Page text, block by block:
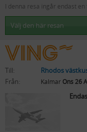
I denna resa ingår endast en
Välj den här resan
Till: Rhodos
Från:
Kalmar Ons 26